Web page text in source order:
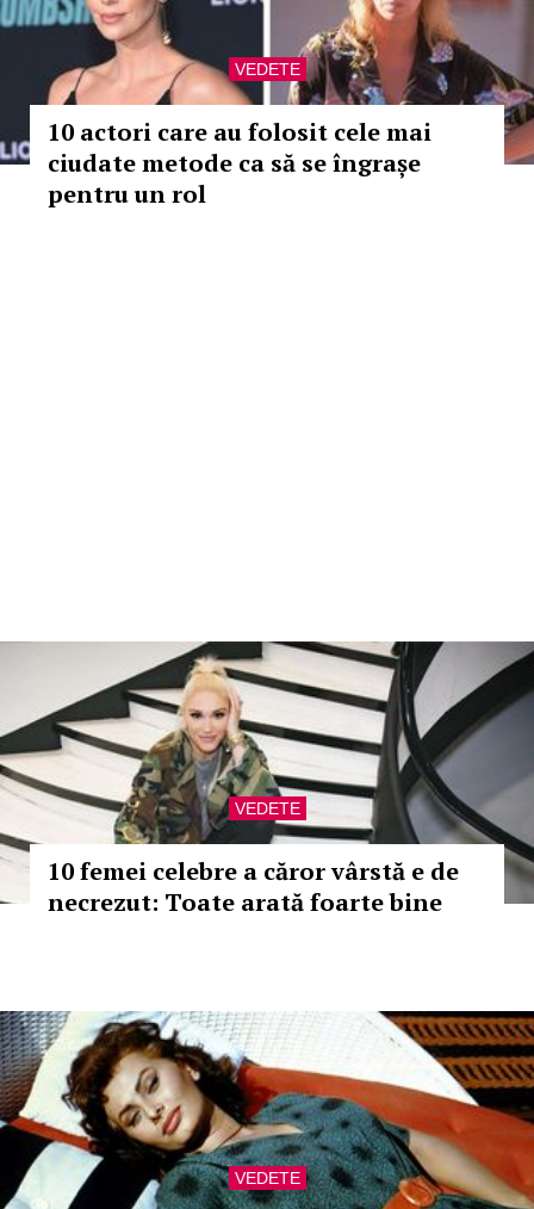
VEDETE
10 actori care au folosit cele mai
ciudate metode ca să se îngrașe
pentru un rol
VEDETE
10 femei celebre a căror vârstă e de
necrezut: Toate arată foarte bine
VEDETE